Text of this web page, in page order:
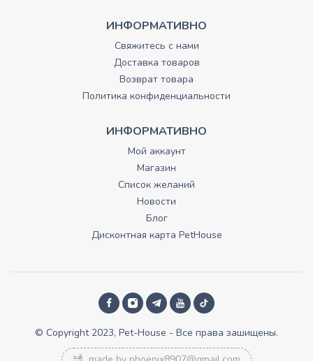
ИНФОРМАТИВНО
Свяжитесь с нами
Доставка товаров
Возврат товара
Политика конфиденциальности
ИНФОРМАТИВНО
Мой аккаунт
Магазин
Список желаний
Новости
Блог
Дисконтная карта PetHouse
© Copyright 2023, Pet-House - Все права зашищены.